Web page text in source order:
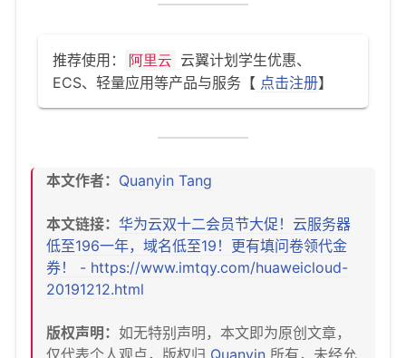
推荐使用： 阿里云 云翼计划学生优惠、
ECS、轻量应用等产品与服务【 点击注册】
本文作者： Quanyin Tang
本文链接： 华为云双十二会员节大促！云服务器
低至196一年，域名低至19！更有填问卷领代金
券！ - https://www.imtqy.com/huaweicloud-
20191212.html
版权声明： 如无特别声明，本文即为原创文章，